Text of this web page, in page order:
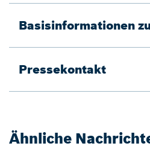
Basisinformationen
Pressekontakt
Ähnliche